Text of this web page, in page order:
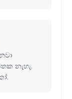
නැහැ.